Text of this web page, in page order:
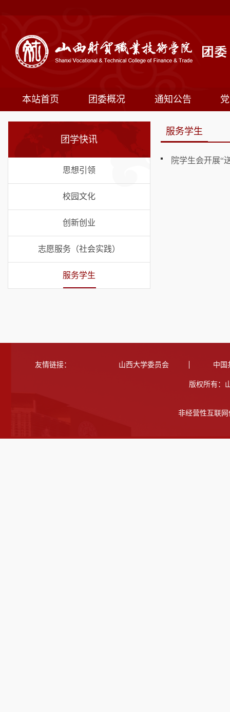
本站首页 团委概况 通知公告
团学快讯
思想引领
校园文化
创新创业
志愿服务（社会实践）
服务学生
服务学生
院学生会开展“
友情链接： 山西大学委员会 中国
版权所有：
非经营性互联